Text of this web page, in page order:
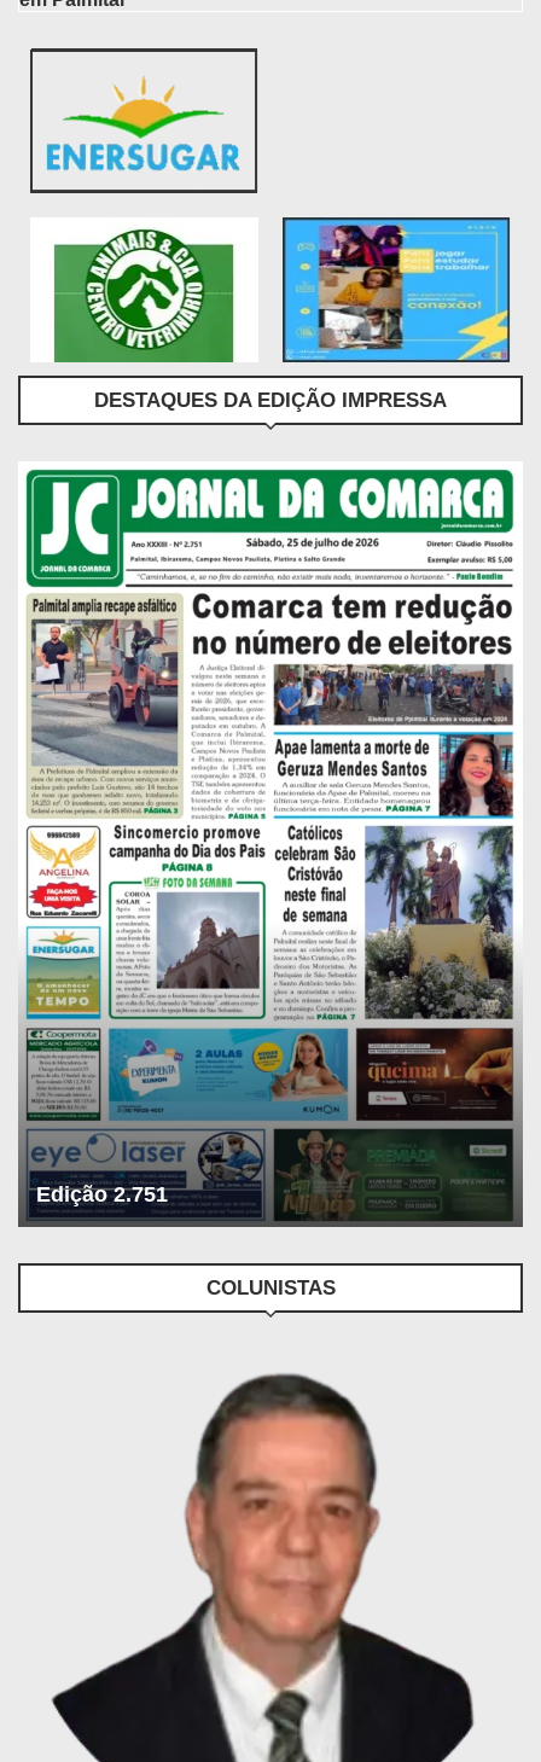
DESTAQUES DA EDIÇÃO IMPRESSA
Edição 2.751
COLUNISTAS